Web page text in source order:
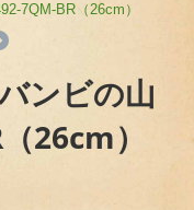
7QM-BR（26cm）
ンビの山
26cm）